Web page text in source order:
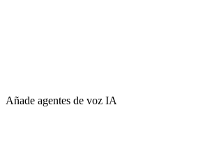
Añade agentes de voz IA